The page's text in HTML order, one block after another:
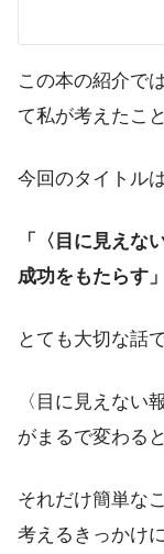
この本の紹介で
て私が考えたこ
今回のタイトルは
「〈目に見えな
成功をもたらす」
とても大切な話で
〈目に見えない
がまるで変わる
それだけ簡単な
考えるきっかけ